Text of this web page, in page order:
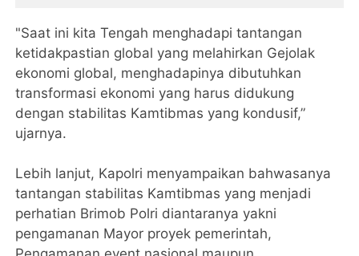
"Saat ini kita Tengah menghadapi tantangan
ketidakpastian global yang melahirkan Gejolak
ekonomi global, menghadapinya dibutuhkan
transformasi ekonomi yang harus didukung
dengan stabilitas Kamtibmas yang kondusif,”
ujarnya.
Lebih lanjut, Kapolri menyampaikan bahwasanya
tantangan stabilitas Kamtibmas yang menjadi
perhatian Brimob Polri diantaranya yakni
pengamanan Mayor proyek pemerintah,